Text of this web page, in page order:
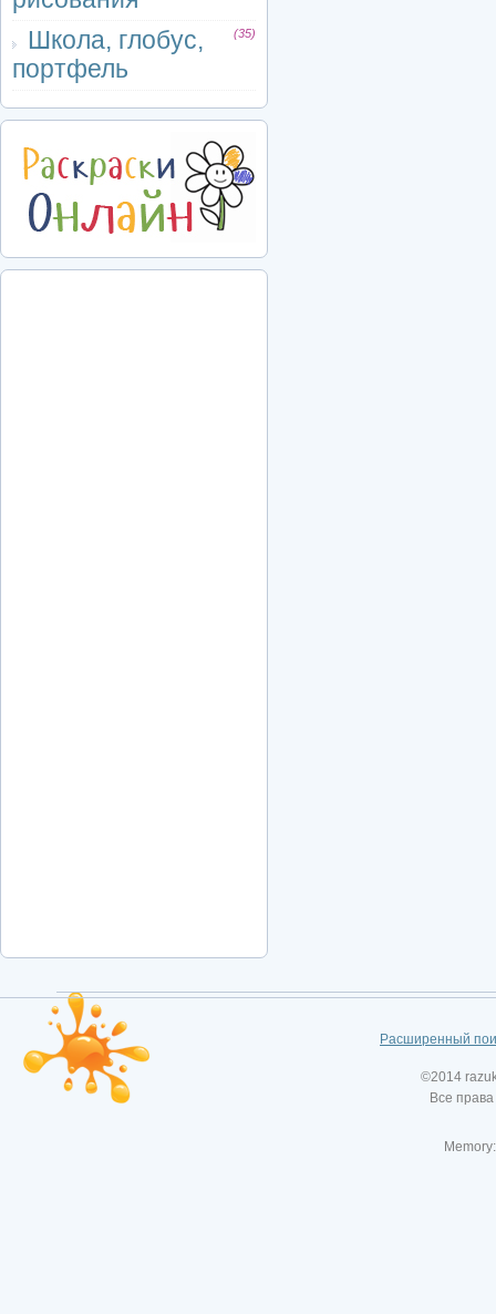
Школа, глобус,
портфель
(35)
Расширенный
©2014
Все